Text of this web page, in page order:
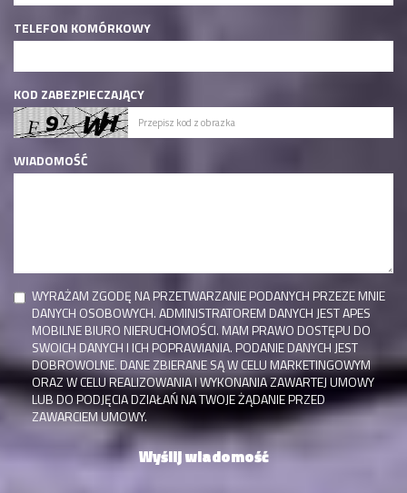
TELEFON KOMÓRKOWY
KOD ZABEZPIECZAJĄCY
WIADOMOŚĆ
WYRAŻAM ZGODĘ NA PRZETWARZANIE PODANYCH PRZEZE MNIE
DANYCH OSOBOWYCH. ADMINISTRATOREM DANYCH JEST APES
MOBILNE BIURO NIERUCHOMOŚCI. MAM PRAWO DOSTĘPU DO
SWOICH DANYCH I ICH POPRAWIANIA. PODANIE DANYCH JEST
DOBROWOLNE. DANE ZBIERANE SĄ W CELU MARKETINGOWYM
ORAZ W CELU REALIZOWANIA I WYKONANIA ZAWARTEJ UMOWY
LUB DO PODJĘCIA DZIAŁAŃ NA TWOJE ŻĄDANIE PRZED
ZAWARCIEM UMOWY.